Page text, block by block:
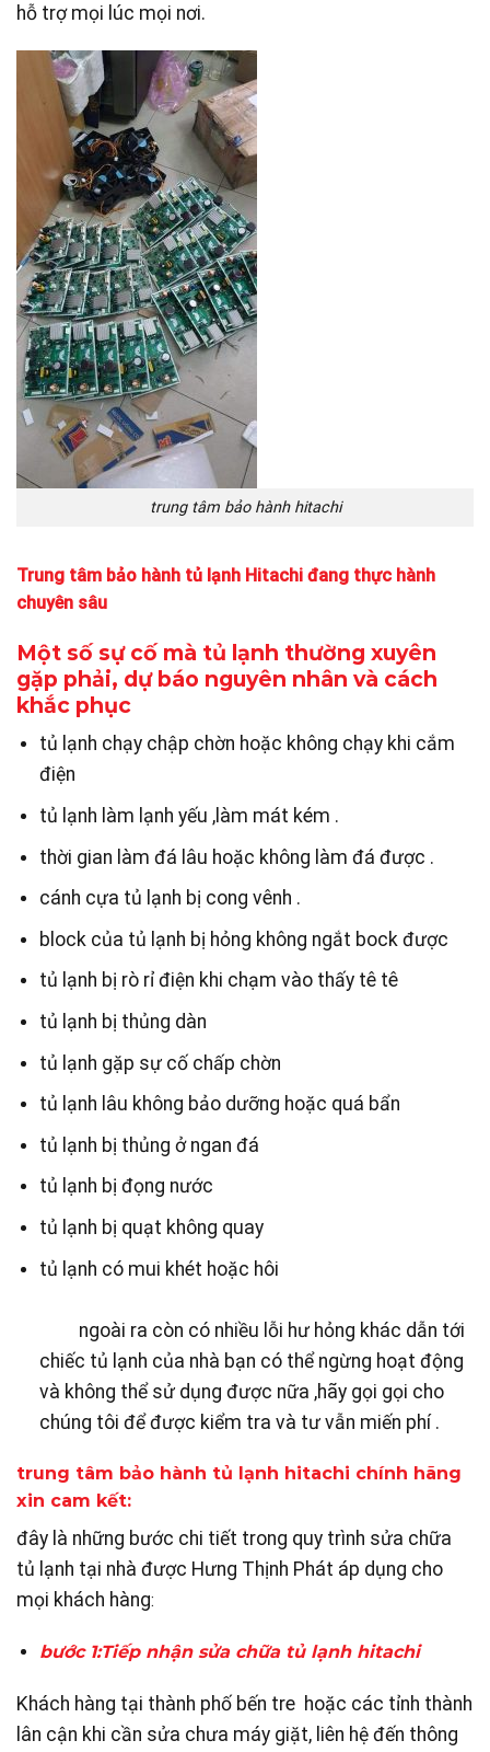
hỗ trợ mọi lúc mọi nơi.
trung tâm bảo hành hitachi
Trung tâm bảo hành tủ lạnh Hitachi đang thực hành
chuyên sâu
Một số sự cố mà tủ lạnh thường xuyên
gặp phải, dự báo nguyên nhân và cách
khắc phục
tủ lạnh chạy chập chờn hoặc không chạy khi cắm
điện
tủ lạnh làm lạnh yếu ,làm mát kém .
thời gian làm đá lâu hoặc không làm đá được .
cánh cựa tủ lạnh bị cong vênh .
block của tủ lạnh bị hỏng không ngắt bock được
tủ lạnh bị rò rỉ điện khi chạm vào thấy tê tê
tủ lạnh bị thủng dàn
tủ lạnh gặp sự cố chấp chờn
tủ lạnh lâu không bảo dưỡng hoặc quá bẩn
tủ lạnh bị thủng ở ngan đá
tủ lạnh bị đọng nước
tủ lạnh bị quạt không quay
tủ lạnh có mui khét hoặc hôi
ngoài ra còn có nhiều lỗi hư hỏng khác dẫn tới
chiếc tủ lạnh của nhà bạn có thể ngừng hoạt động
và không thể sử dụng được nữa ,hãy gọi gọi cho
chúng tôi để được kiểm tra và tư vẫn miến phí .
trung tâm bảo hành tủ lạnh hitachi chính hãng
xin cam kết:
đây là những bước chi tiết trong quy trình sửa chữa
tủ lạnh tại nhà được Hưng Thịnh Phát áp dụng cho
mọi khách hàng:
bước 1:Tiếp nhận sửa chữa tủ lạnh hitachi
Khách hàng tại thành phố bến tre hoặc các tỉnh thành
lân cận khi cần sửa chưa máy giặt, liên hệ đến thông